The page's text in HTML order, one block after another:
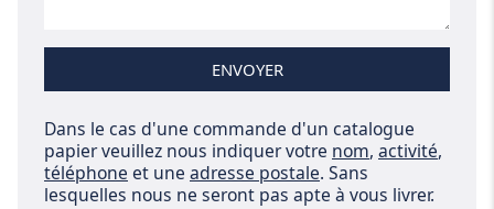
ENVOYER
Dans le cas d'une commande d'un catalogue
papier veuillez nous indiquer votre nom, activité,
téléphone et une adresse postale. Sans
lesquelles nous ne seront pas apte à vous livrer.